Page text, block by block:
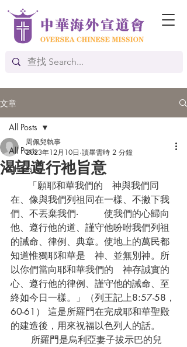
文章
All Posts
Chinese
All Posts
渴望遵行祂旨意
周佩兒執事
2023年12月10日 讀畢需時 2 分鐘
「願耶和華我們的　神與我們同
在、像與我們列祖同在一樣、不撇下我
們、不丟棄我們‧  	使我們的心歸向
他、遵行他的道、謹守他吩咐我們列祖
的誡命、律例、典章。使地上的萬民都
知道惟獨耶和華是　神、並無別神。所
以你們當向耶和華我們的　神存誠實的
心、遵行他的律例、謹守他的誡命、至
終如今日一樣。」（列王記上8:57-58，
60-61） 這是所羅門在完成耶和華聖殿
的建造後，用來祝福以色列人的話。
所羅門是烏利亞妻子拔示巴的兒